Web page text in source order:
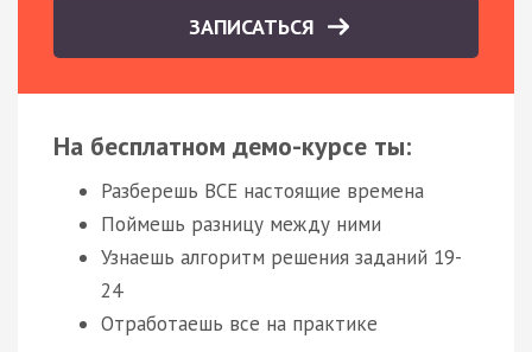
ЗАПИСАТЬСЯ
На бесплатном демо-курсе ты:
Разберешь ВСЕ настоящие времена
Поймешь разницу между ними
Узнаешь алгоритм решения заданий 19-
24
Отработаешь все на практике